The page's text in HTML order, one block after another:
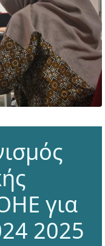
για
2025